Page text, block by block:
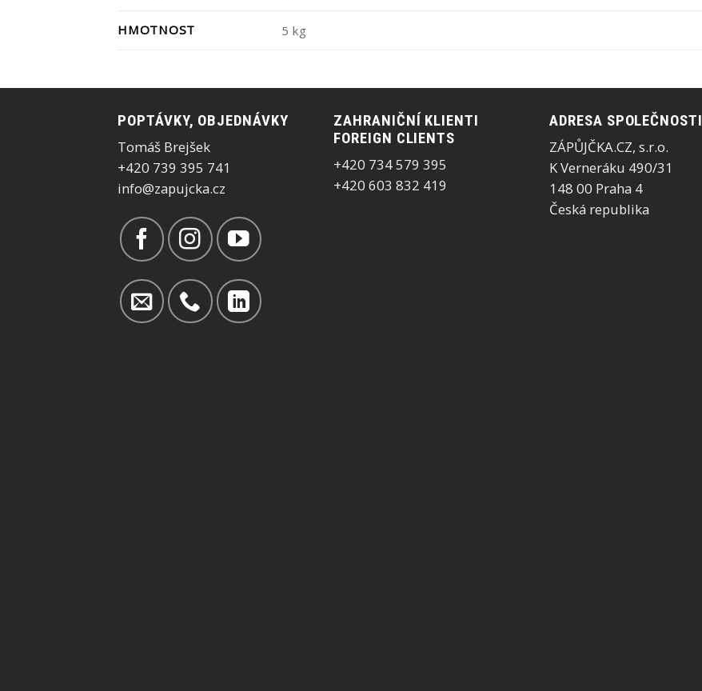
HMOTNOST 5 kg
POPTÁVKY, OBJEDNÁVKY
Tomáš Brejšek
+420 739 395 741
info@zapujcka.cz
ZAHRANIČNÍ KLIENTI
FOREIGN CLIENTS
+420 734 579 395
+420 603 832 419
ADRESA SPOLEČNOSTI
ZÁPŮJČKA.CZ, s.r.o.
K Verneráku 490/31
148 00 Praha 4
Česká republika